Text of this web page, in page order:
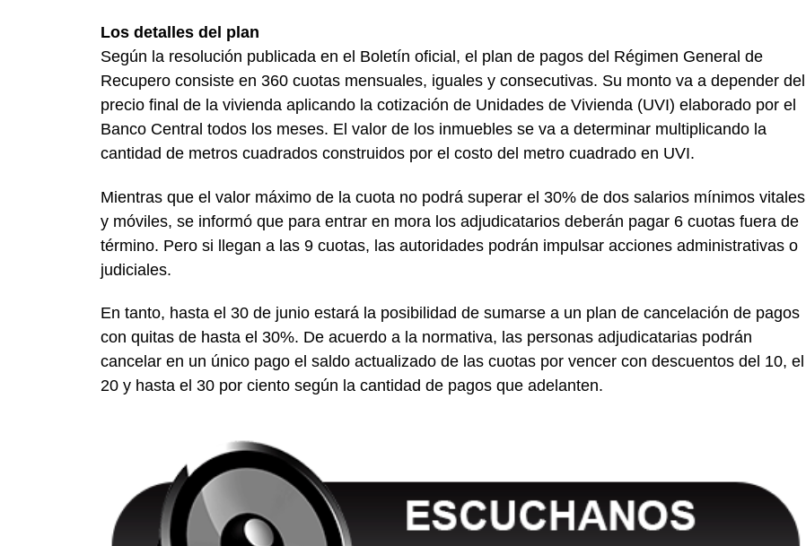
Los detalles del plan
Según la resolución publicada en el Boletín oficial, el plan de pagos del Régimen General de
Recupero consiste en 360 cuotas mensuales, iguales y consecutivas. Su monto va a depender del
precio final de la vivienda aplicando la cotización de Unidades de Vivienda (UVI) elaborado por el
Banco Central todos los meses. El valor de los inmuebles se va a determinar multiplicando la
cantidad de metros cuadrados construidos por el costo del metro cuadrado en UVI.
Mientras que el valor máximo de la cuota no podrá superar el 30% de dos salarios mínimos vitales
y móviles, se informó que para entrar en mora los adjudicatarios deberán pagar 6 cuotas fuera de
término. Pero si llegan a las 9 cuotas, las autoridades podrán impulsar acciones administrativas o
judiciales.
En tanto, hasta el 30 de junio estará la posibilidad de sumarse a un plan de cancelación de pagos
con quitas de hasta el 30%. De acuerdo a la normativa, las personas adjudicatarias podrán
cancelar en un único pago el saldo actualizado de las cuotas por vencer con descuentos del 10, el
20 y hasta el 30 por ciento según la cantidad de pagos que adelanten.